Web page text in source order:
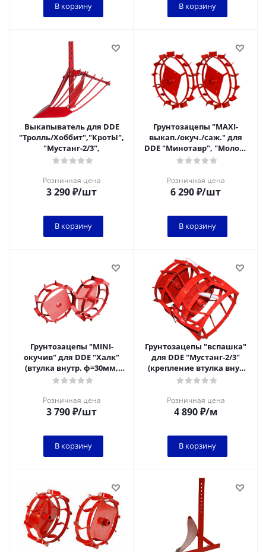
В корзину В корзину
Выкапыватель для DDE
"Тролль/Хоббит","КротЫ",
"Мустанг-2/3",
Розничная цена
3 290₽/шт
В корзину
Грунтозацепы "MAXI-
выкап./окуч./саж." для
DDE "Минотавр", "Молох"
(втулка круглая, ф=485мм,
Розничная цена
6 290₽/шт
В корзину
Грунтозацепы "MINI-
окучив" для DDE "Халк"
(втулка внутр. ф=30мм,
ф=340мм (300 по обручу),
Розничная цена
3 790₽/шт
В корзину
Грунтозацепы "вспашка"
для DDE "Мустанг-2/3"
(крепление втулка внут
ф=28мм, ф=340мм (300 по
Розничная цена
4 890₽/м
В корзину